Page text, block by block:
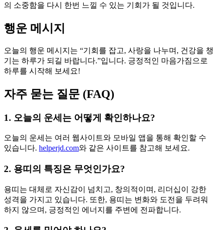
의 소중함을 다시 한번 느낄 수 있는 기회가 될 것입니다.
행운 메시지
오늘의 행운 메시지는 “기회를 잡고, 사랑을 나누며, 건강을 챙
기는 하루가 되길 바랍니다.”입니다. 긍정적인 마음가짐으로
하루를 시작해 보세요!
자주 묻는 질문 (FAQ)
1. 오늘의 운세는 어떻게 확인하나요?
오늘의 운세는 여러 웹사이트와 모바일 앱을 통해 확인할 수
있습니다. helperjd.com와 같은 사이트를 참고해 보세요.
2. 용띠의 특징은 무엇인가요?
용띠는 대체로 자신감이 넘치고, 창의적이며, 리더십이 강한
성격을 가지고 있습니다. 또한, 용띠는 변화와 도전을 두려워
하지 않으며, 긍정적인 에너지를 주변에 전파합니다.